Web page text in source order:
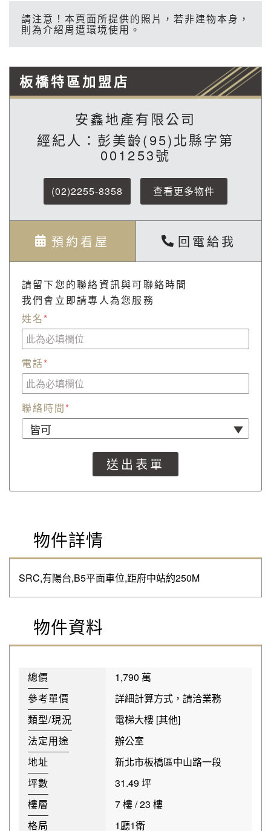
請注意！本頁面所提供的照片，若非建物本身，
則為介紹周遭環境使用。
板橋特區加盟店
安鑫地產有限公司
經紀人：彭美齡(95)北縣字第
001253號
(02)2255-8358 查看更多物件
預約看屋 回電給我
請留下您的聯絡資訊與可聯絡時間
我們會立即請專人為您服務
姓名*
電話*
聯絡時間*
物件詳情
SRC,有陽台,B5平面車位,距府中站約250M
物件資料
總價
1,790 萬
參考單價
詳細計算方式，請洽業務
類型/現況
電梯大樓 [其他]
法定用途
辦公室
地址
新北市板橋區中山路一段
坪數
31.49 坪
樓層
7 樓 / 23 樓
格局
1廳1衛